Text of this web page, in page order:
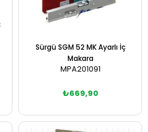
Sürgü SGM 52 MK Ayarlı İç
Makara
MPA201091
₺669,90